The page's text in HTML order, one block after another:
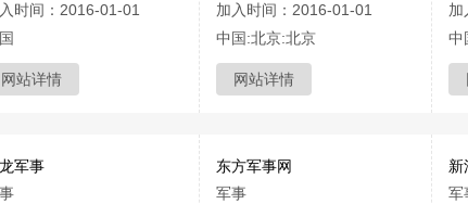
时间：2016-01-01
网站详情
加入时间：2016-01-01
中国:北京:北京
网站详情
加
中
军事
东方军事网
军事
新
军